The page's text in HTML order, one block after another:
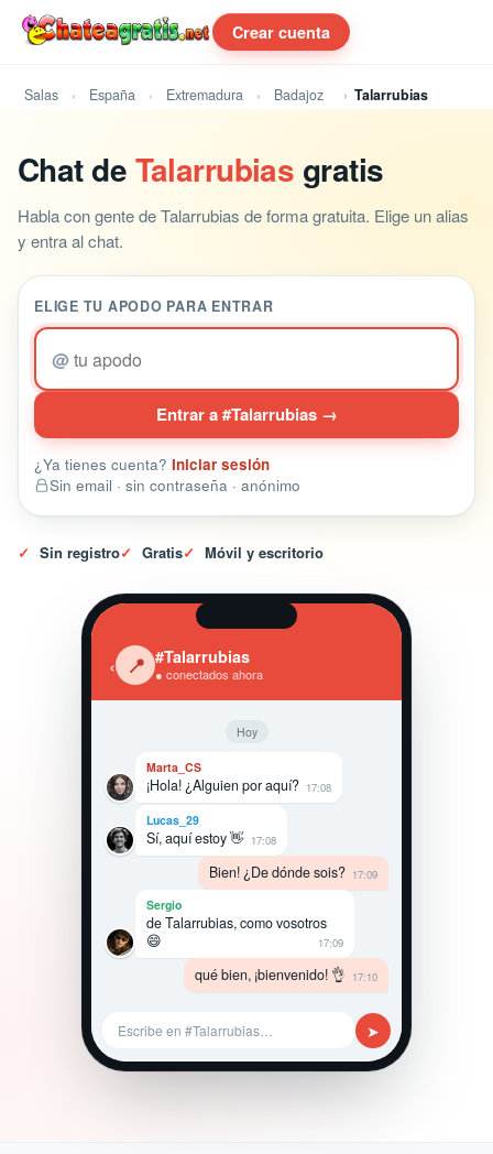
Crear cuenta
Salas España Extremadura Badajoz Talarrubias
Chat deTalarrubias gratis
Habla con gente de Talarrubias de forma gratuita. Elige un alias
y entra al chat.
ELIGE TU APODO PARA ENTRAR
@
Entrar a #Talarrubias →
¿Ya tienes cuenta? Iniciar sesión
Sin email · sin contraseña · anónimo
✓ Sin registro✓ Gratis✓ Móvil y escritorio
‹ 📍 #Talarrubias
● conectados ahora
Hoy
Marta_CS
¡Hola! ¿Alguien por aquí? 17:08
Lucas_29
Sí, aquí estoy 👋 17:08
Bien! ¿De dónde sois? 17:09
Sergio
de Talarrubias, como vosotros
😄
17:09
qué bien, ¡bienvenido! 👌 17:10
Escribe en #Talarrubias… ➤